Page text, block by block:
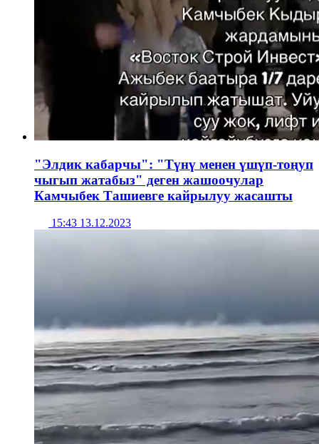
"Элдик кабарчы": "Түнү менен үшүп-тоңуп
чыгып жатабыз" деген жашоочулар
Камчыбек Ташиевге кайрылуу жасашты
15:43 13.12.2023